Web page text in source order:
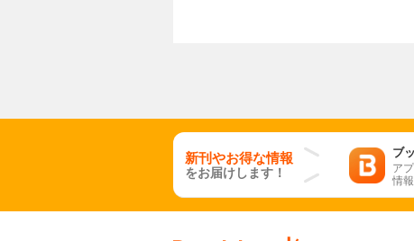
新刊やお得な情報
をお届けします！
ブ
ア
情